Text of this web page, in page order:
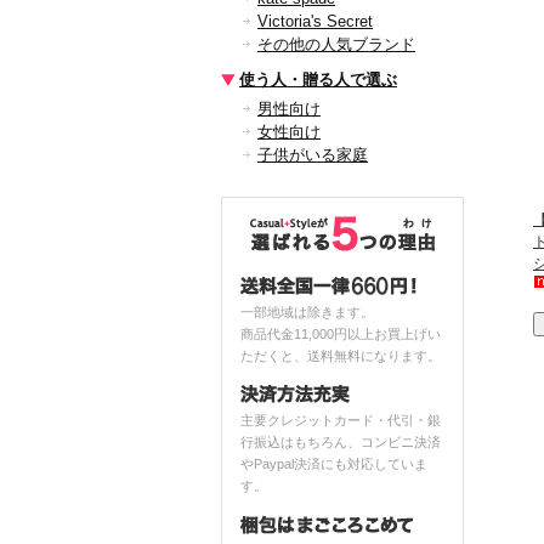
Victoria's Secret
その他の人気ブランド
使う人・贈る人で選ぶ
男性向け
女性向け
子供がいる家庭
一部地域は除きます。
商品代金11,000円以上お買上げい
ただくと、送料無料になります。
主要クレジットカード・代引・銀
行振込はもちろん、コンビニ決済
やPaypal決済にも対応していま
す。